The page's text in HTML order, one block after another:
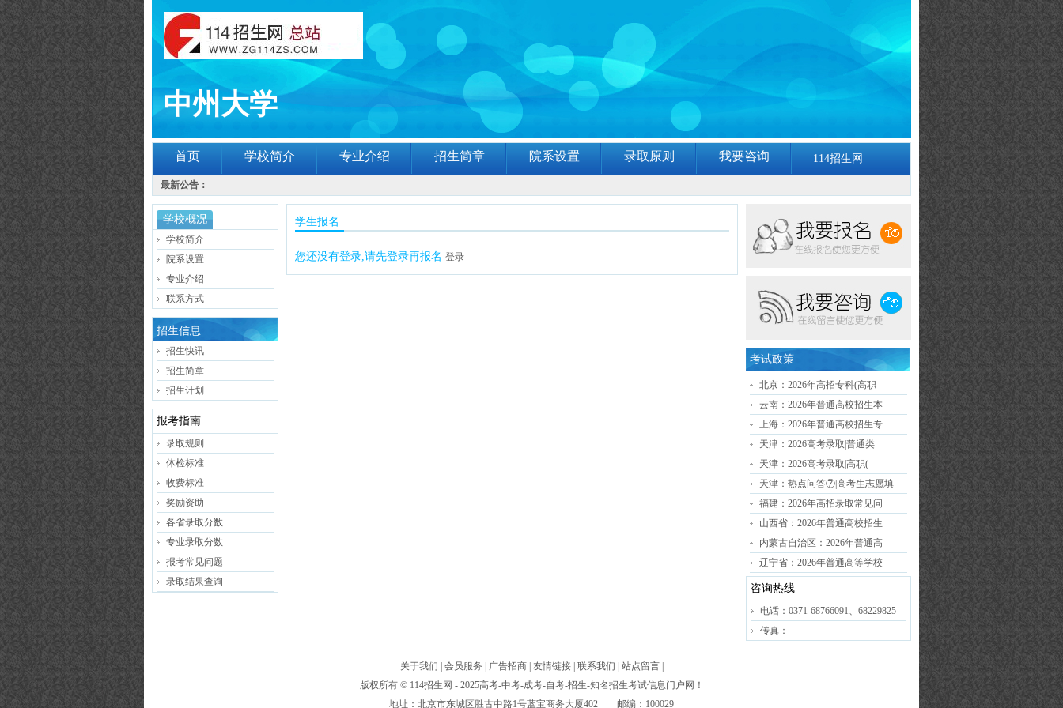
中州大学
首页 学校简介 专业介绍 招生简章 院系设置 录取原则 我要咨询 114招生网
最新公告：
学校概况
学校简介
院系设置
专业介绍
联系方式
招生信息
招生快讯
招生简章
招生计划
报考指南
录取规则
体检标准
收费标准
奖励资助
各省录取分数
专业录取分数
报考常见问题
录取结果查询
学生报名
您还没有登录,请先登录再报名 登录
考试政策
北京：2026年高招专科(高职
云南：2026年普通高校招生本
上海：2026年普通高校招生专
天津：2026高考录取|普通类
天津：2026高考录取|高职(
天津：热点问答⑦|高考生志愿填
福建：2026年高招录取常见问
山西省：2026年普通高校招生
内蒙古自治区：2026年普通高
辽宁省：2026年普通高等学校
咨询热线
电话：0371-68766091、68229825
传真：
关于我们 会员服务 广告招商| 友情链接| 联系我们 站点留言|
版权所有 © 114招生网 - 2025高考-中考-成考-自考-招生-知名招生考试信息门户网！
地址：北京市东城区胜古中路1号蓝宝商务大厦402 邮编：100029